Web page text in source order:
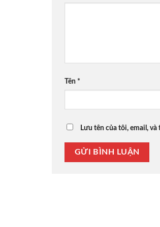
Tên *
Lưu tên của tôi, email,